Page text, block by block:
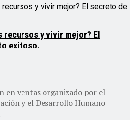
recursos y vivir mejor? El
exitoso.
en ventas organizado por el
y el Desarrollo Humano